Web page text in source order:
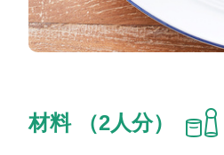
材料 （2人分）